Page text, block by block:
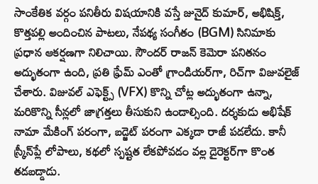
సాంకేతిక వర్గం పనితీరు విషయానికి వస్తే జునైద్ కుమార్, అభిషిక్త్,
కొత్తపల్లి అందించిన పాటలు, నేపథ్య సంగీతం (BGM) సినిమాకు
ప్రధాన ఆకర్షణగా నిలిచాయి. సౌందర్ రాజన్ కెమెరా పనితనం
అద్భుతంగా ఉంది, ప్రతి ఫ్రేమ్ ఎంతో గ్రాండియర్‌గా, రిచ్‌గా విజువలైజ్
చేశారు. విజువల్ ఎఫెక్ట్స్ (VFX) కొన్ని చోట్ల అద్భుతంగా ఉన్నా,
మరికొన్ని సీన్లలో జాగ్రత్తలు తీసుకుని ఉండాల్సింది. దర్శకుడు అభిషేక్
నామా మేకింగ్ పరంగా, బడ్జెట్ పరంగా ఎక్కడా రాజీ పడలేదు. కానీ
స్క్రీన్‌ప్లే లోపాలు, కథలో స్పష్టత లేకపోవడం వల్ల డైరెక్టర్‌గా కొంత
తడబడ్డాడు.